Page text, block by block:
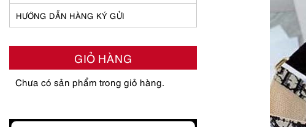
HƯỚNG DẪN HÀNG KÝ GỬI
GIỎ HÀNG
Chưa có sản phẩm trong giỏ hàng.